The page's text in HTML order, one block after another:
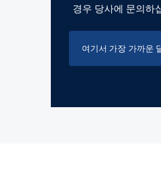
경우 당사에 문의하
여기서 가장 가까운